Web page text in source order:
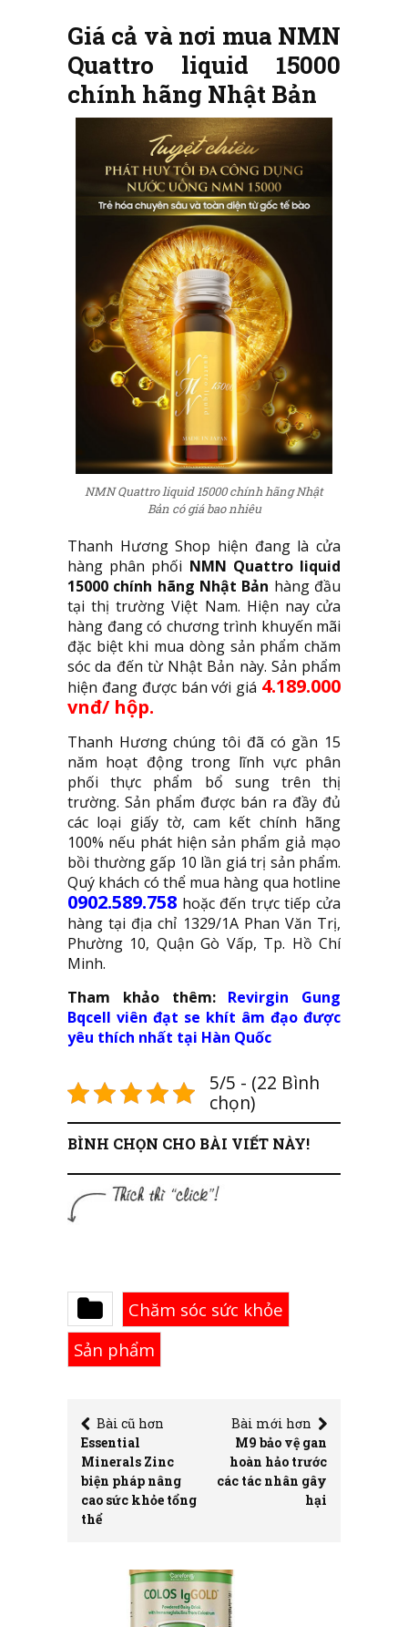
Giá cả và nơi mua NMN
Quattro liquid 15000
chính hãng Nhật Bản
NMN Quattro liquid 15000 chính hãng Nhật
Bản có giá bao nhiêu
Thanh Hương Shop hiện đang là cửa
hàng phân phối NMN Quattro liquid
15000 chính hãng Nhật Bản hàng đầu
tại thị trường Việt Nam. Hiện nay cửa
hàng đang có chương trình khuyến mãi
đặc biệt khi mua dòng sản phẩm chăm
sóc da đến từ Nhật Bản này. Sản phẩm
hiện đang được bán với giá 4.189.000
vnđ/ hộp.
Thanh Hương chúng tôi đã có gần 15
năm hoạt động trong lĩnh vực phân
phối thực phẩm bổ sung trên thị
trường. Sản phẩm được bán ra đầy đủ
các loại giấy tờ, cam kết chính hãng
100% nếu phát hiện sản phẩm giả mạo
bồi thường gấp 10 lần giá trị sản phẩm.
Quý khách có thể mua hàng qua hotline
0902.589.758 hoặc đến trực tiếp cửa
hàng tại địa chỉ 1329/1A Phan Văn Trị,
Phường 10, Quận Gò Vấp, Tp. Hồ Chí
Minh.
Tham khảo thêm: Revirgin Gung
Bqcell viên đạt se khít âm đạo được
yêu thích nhất tại Hàn Quốc
5/5 - (22 Bình
chọn)
BÌNH CHỌN CHO BÀI VIẾT NÀY!
Chăm sóc sức khỏe
Sản phẩm
Bài cũ hơn
Essential
Minerals Zinc
biện pháp nâng
cao sức khỏe tổng
thể
Bài mới hơn
M9 bảo vệ gan
hoàn hảo trước
các tác nhân gây
hại